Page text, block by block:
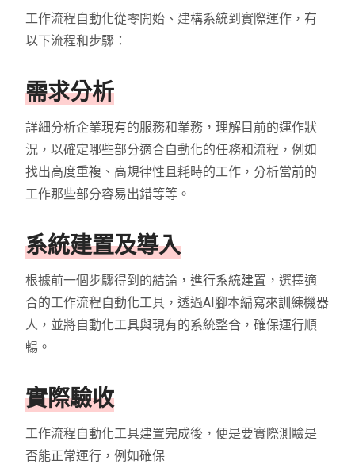
工作流程自動化從零開始、建構系統到實際運作，有
以下流程和步驟：
需求分析
詳細分析企業現有的服務和業務，理解目前的運作狀
況，以確定哪些部分適合自動化的任務和流程，例如
找出高度重複、高規律性且耗時的工作，分析當前的
工作那些部分容易出錯等等。
系統建置及導入
根據前一個步驟得到的結論，進行系統建置，選擇適
合的工作流程自動化工具，透過AI腳本編寫來訓練機器
人，並將自動化工具與現有的系統整合，確保運行順
暢。
實際驗收
工作流程自動化工具建置完成後，便是要實際測驗是
否能正常運行，例如確保